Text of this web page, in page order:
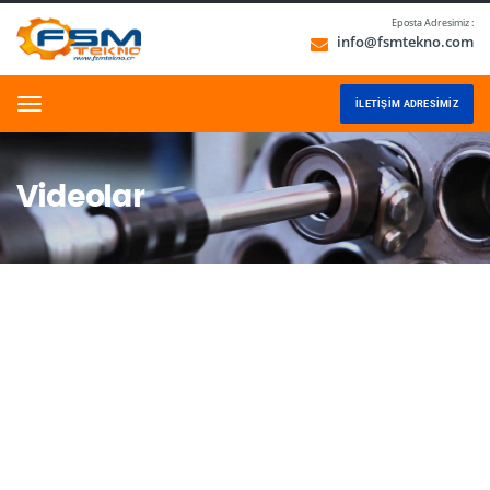
Eposta Adresimiz :
info@fsmtekno.com
Menu İLETIŞIM ADRESIMIZ
Videolar